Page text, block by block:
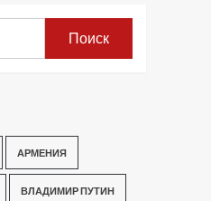
АРМЕНИЯ
ВЛАДИМИР ПУТИН